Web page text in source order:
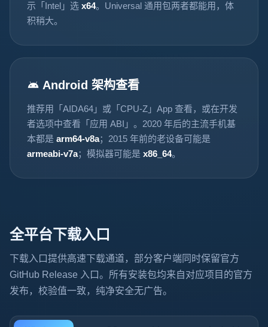
示「Intel」选 x64。Universal 通用包两者都能用，体
积稍大。
Android 架构查看
推荐用「AIDA64」或「CPU-Z」App 查看，或在开发
者选项中查看「应用 ABI」。2020 年后的主流手机基
本都是 arm64-v8a；2015 年前的老设备可能是
armeabi-v7a；模拟器可能是 x86_64。
全平台下载入口
下载入口提供高速下载通道，部分客户端同时保留官方
GitHub Release 入口。所有安装包均来自对应项目的官方
发布，校验值一致，纯净安全无广告。